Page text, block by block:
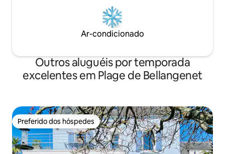
Ar-condicionado
Outros aluguéis por temporada
excelentes em Plage de Bellangenet
Preferido dos hóspedes
Preferido dos hóspedes